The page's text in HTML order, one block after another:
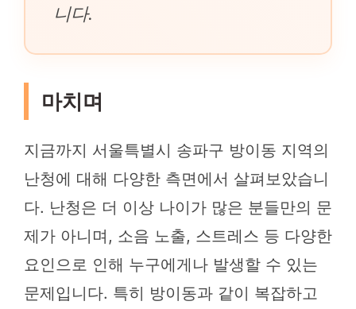
니다.
마치며
지금까지 서울특별시 송파구 방이동 지역의
난청에 대해 다양한 측면에서 살펴보았습니
다. 난청은 더 이상 나이가 많은 분들만의 문
제가 아니며, 소음 노출, 스트레스 등 다양한
요인으로 인해 누구에게나 발생할 수 있는
문제입니다. 특히 방이동과 같이 복잡하고